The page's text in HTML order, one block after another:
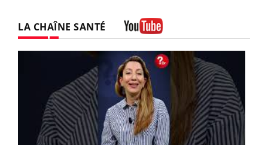
LA CHAÎNE SANTÉ